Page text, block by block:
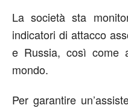
La società sta
indicatori di attacco
e Russia, così come
mondo.
Per garantire